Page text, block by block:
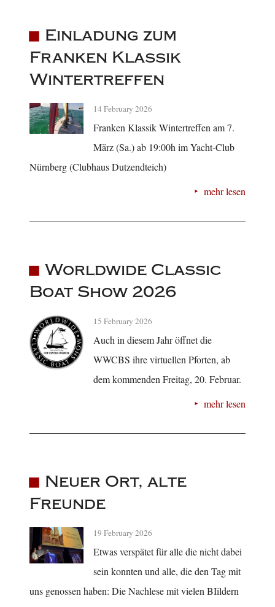
Einladung zum
Franken Klassik
Wintertreffen
14 February 2026
Franken Klassik Wintertreffen am 7.
März (Sa.) ab 19:00h im Yacht-Club
Nürnberg (Clubhaus Dutzendteich)
mehr lesen
Worldwide Classic
Boat Show 2026
15 February 2026
Auch in diesem Jahr öffnet die
WWCBS ihre virtuellen Pforten, ab
dem kommenden Freitag, 20. Februar.
mehr lesen
Neuer Ort, alte
Freunde
19 February 2026
Etwas verspätet für alle die nicht dabei
sein konnten und alle, die den Tag mit
uns genossen haben: Die Nachlese mit vielen BIildern